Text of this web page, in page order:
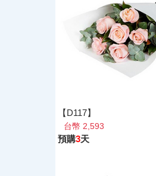
【D117】
台幣 2,593
預購3天